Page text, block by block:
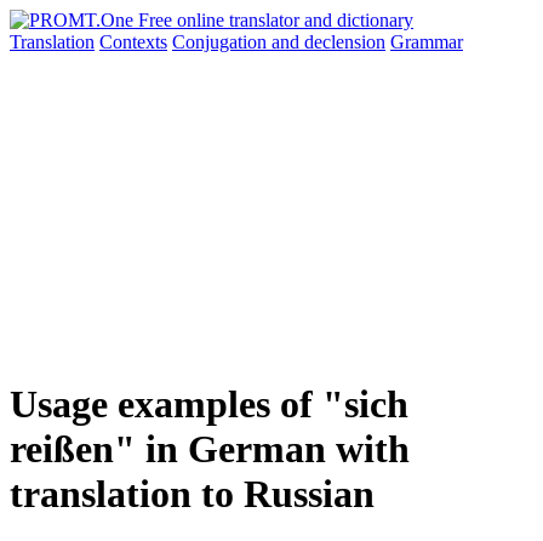
Translation Contexts Conjugation and declension Grammar
Usage examples of "sich
reißen" in German with
translation to Russian